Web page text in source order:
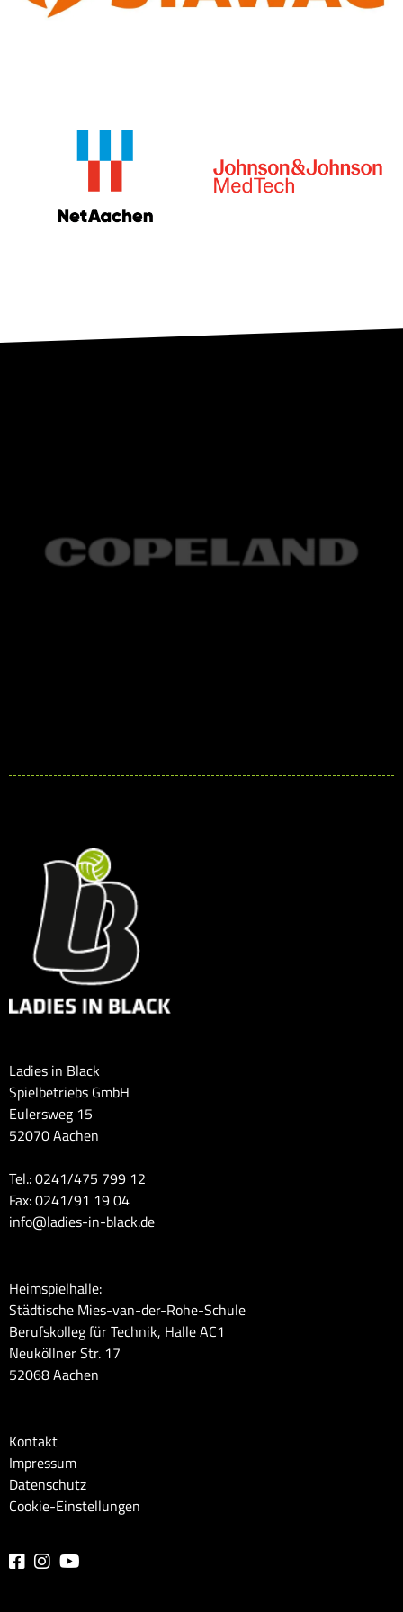
Ladies in Black
Spielbetriebs GmbH
Eulersweg 15
52070 Aachen
Tel.: 0241/475 799 12
Fax: 0241/91 19 04
info@ladies-in-black.de
Heimspielhalle:
Städtische Mies-van-der-Rohe-Schule
Berufskolleg für Technik, Halle AC1
Neuköllner Str. 17
52068 Aachen
Kontakt
Impressum
Datenschutz
Cookie-Einstellungen